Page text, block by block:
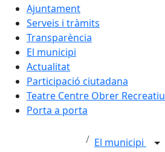
Ajuntament
Serveis i tràmits
Transparència
El municipi
Actualitat
Participació ciutadana
Teatre Centre Obrer Recreatiu
Porta a porta
El municipi